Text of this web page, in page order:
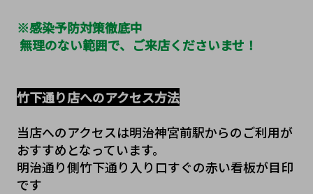
※感染予防対策徹底中
無理のない範囲で、ご来店くださいませ！
竹下通り店へのアクセス方法
当店へのアクセスは明治神宮前駅からのご利用が
おすすめとなっています。
明治通り側竹下通り入り口すぐの赤い看板が目印
です